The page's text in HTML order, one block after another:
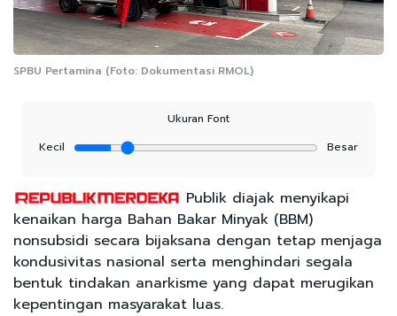
SPBU Pertamina (Foto: Dokumentasi RMOL)
Ukuran Font
Kecil
Besar
Publik diajak menyikapi
kenaikan harga Bahan Bakar Minyak (BBM)
nonsubsidi secara bijaksana dengan tetap menjaga
kondusivitas nasional serta menghindari segala
bentuk tindakan anarkisme yang dapat merugikan
kepentingan masyarakat luas.